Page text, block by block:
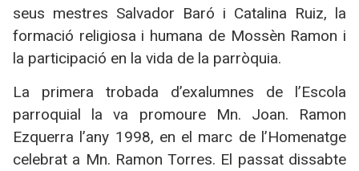
seus mestres Salvador Baró i Catalina Ruiz, la
formació religiosa i humana de Mossèn Ramon i
la participació en la vida de la parròquia.
La primera trobada d’exalumnes de l’Escola
parroquial la va promoure Mn. Joan. Ramon
Ezquerra l’any 1998, en el marc de l’Homenatge
celebrat a Mn. Ramon Torres. El passat dissabte